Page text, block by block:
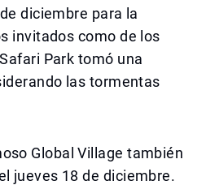
diciembre para la
invitados como de los
Park tomó una
las tormentas
Global Village también
jueves 18 de diciembre.